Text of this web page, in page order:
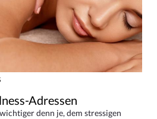
Adressen
denn je, dem stressigen